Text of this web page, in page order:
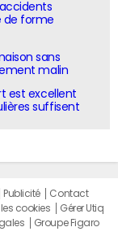
de forme
sans
malin
est excellent
suffisent
Publicité
Contact
cookies
Gérer Utiq
Groupe Figaro